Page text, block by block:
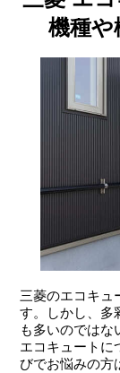
機種や
三菱のエコキュ
す。しかし、多
も多いのではな
エコキュートに
びでお悩みの方